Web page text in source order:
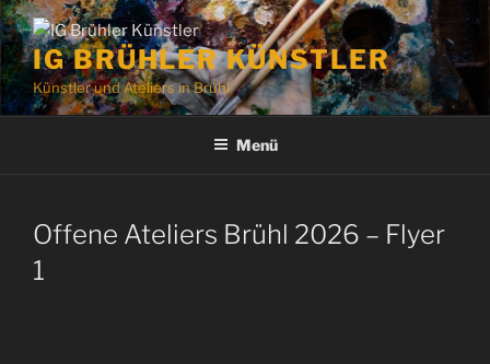
Zum
Inhalt
springenIG BRÜHLER KÜNSTLER
Künstler und Ateliers in Brühl
Menü
Offene Ateliers Brühl 2026 – Flyer
1